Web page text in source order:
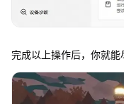
完成以上操作后，你就能